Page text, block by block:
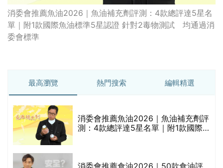
消委會推薦魚油2026｜魚油補充劑評測：4款總評達5星名
單｜附1款國際魚油標準5星認證 針對2毒物測試 均通過消
委會標準
最高瀏覽 熱門搜索 編輯精選
消委會推薦魚油2026｜魚油補充劑評
測：4款總評達5星名單｜附1款國際